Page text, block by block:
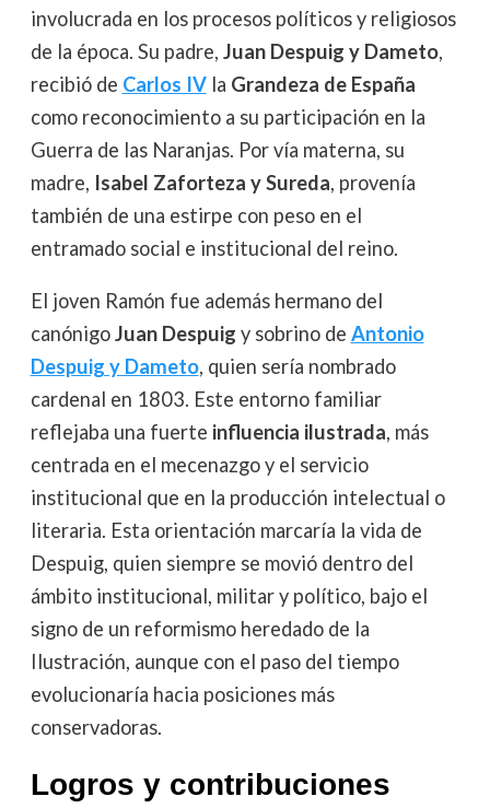
involucrada en los procesos políticos y religiosos
de la época. Su padre, Juan Despuig y Dameto,
recibió de Carlos IVla Grandeza de España
como reconocimiento a su participación en la
Guerra de las Naranjas. Por vía materna, su
madre, Isabel Zaforteza y Sureda, provenía
también de una estirpe con peso en el
entramado social e institucional del reino.
El joven Ramón fue además hermano del
canónigoJuan Despuig y sobrino de Antonio
Despuig y Dameto, quien sería nombrado
cardenal en 1803. Este entorno familiar
reflejaba una fuerte influencia ilustrada, más
centrada en el mecenazgo y el servicio
institucional que en la producción intelectual o
literaria. Esta orientación marcaría la vida de
Despuig, quien siempre se movió dentro del
ámbito institucional, militar y político, bajo el
signo de un reformismo heredado de la
Ilustración, aunque con el paso del tiempo
evolucionaría hacia posiciones más
conservadoras.
Logros y contribuciones